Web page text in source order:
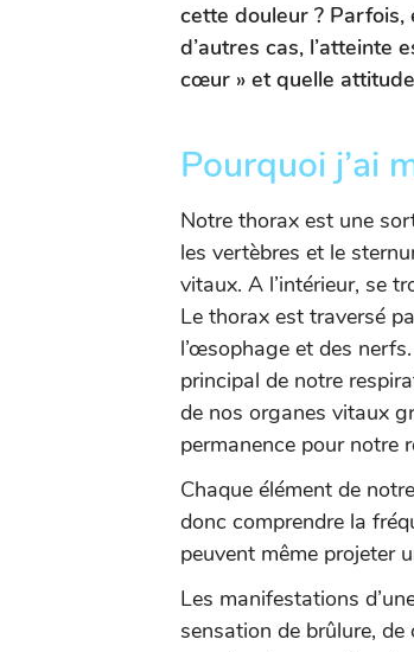
cette douleur ?
d’autres cas, l’atteinte
cœur » et quelle
Pourquoi j’ai
Notre thorax est une
les vertèbres et le
vitaux. A l’intérieur, se
Le thorax est traversé
l’œsophage et des
principal de notre
de nos organes vitaux
permanence pour notre
Chaque élément de
donc comprendre la
peuvent même projeter
Les manifestations
sensation de brûlure,